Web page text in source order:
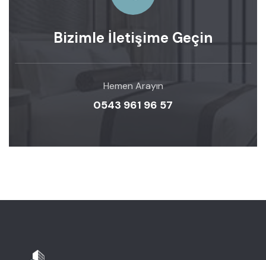
Bizimle İletişime Geçin
Hemen Arayın
0543 961 96 57